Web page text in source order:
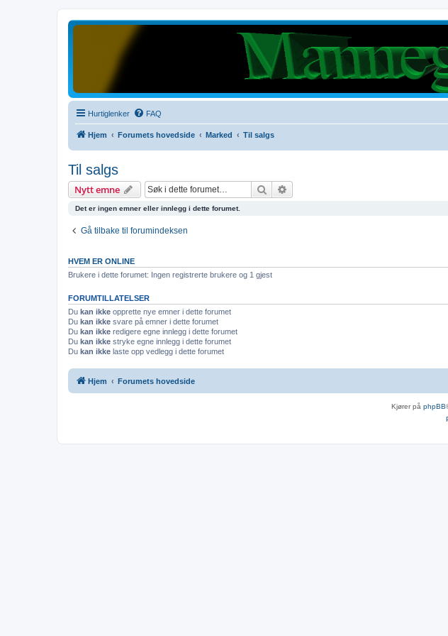
Hurtiglenker FAQ
Hjem Forumets hovedside Marked Til salgs
Til salgs
Nytt emne Søk
Det er ingen emner eller innlegg i dette forumet.
Gå tilbake til forumindeksen
HVEM ER ONLINE
Brukere i dette forumet: Ingen registrerte brukere og 1 gjest
FORUMTILLATELSER
Du kan ikke opprette nye emner i dette forumet
Du kan ikke svare på emner i dette forumet
Du kan ikke redigere egne innlegg i dette forumet
Du kan ikke stryke egne innlegg i dette forumet
Du kan ikke laste opp vedlegg i dette forumet
Hjem Forumets hovedside
Kjører på phpBB